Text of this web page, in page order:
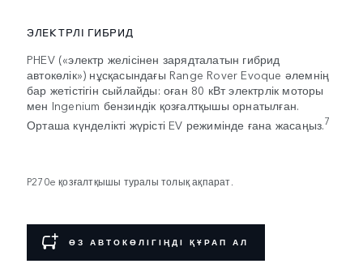
ЭЛЕКТРЛІ ГИБРИД
PHEV («электр желісінен зарядталатын гибрид
автокөлік») нұсқасындағы Range Rover Evoque әлемнің
бар жетістігін сыйлайды: оған 80 кВт электрлік моторы
мен Ingenium бензиндік қозғалтқышы орнатылған.
Орташа күнделікті жүрісті EV режимінде ғана жасаңыз.7
P270e қозғалтқышы туралы толық ақпарат.
ӨЗ АВТОКӨЛІГІҢДІ ҚҰРАП АЛ